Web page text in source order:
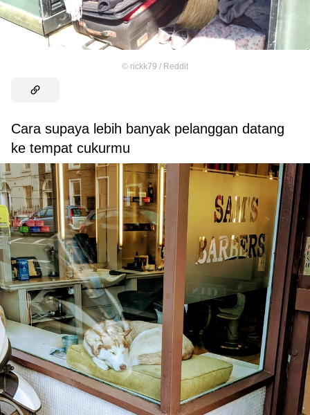
© rickk79 / Reddit
Cara supaya lebih banyak pelanggan datang
ke tempat cukurmu